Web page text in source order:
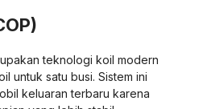
teknologi koil modern
untuk satu busi. Sistem ini
keluaran terbaru karena